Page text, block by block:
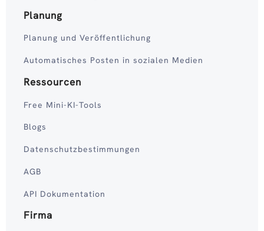
Planung
Planung und Veröffentlichung
Automatisches Posten in sozialen Medien
Ressourcen
Free Mini-KI-Tools
Blogs
Datenschutzbestimmungen
AGB
API Dokumentation
Firma